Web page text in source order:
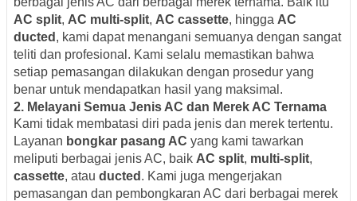
AC split, AC multi-split, AC cassette, hingga AC
ducted , kami dapat menangani semuanya dengan sangat
teliti dan profesional. Kami selalu memastikan bahwa
setiap pemasangan dilakukan dengan prosedur yang
benar untuk mendapatkan hasil yang maksimal.
2. Melayani Semua Jenis AC dan Merek AC Ternama
Kami tidak membatasi diri pada jenis dan merek tertentu.
Layanan bongkar pasang AC yang kami tawarkan
meliputi berbagai jenis AC, baik AC split, multi-split,
cassette, atau ducted . Kami juga mengerjakan
pemasangan dan pembongkaran AC dari berbagai merek